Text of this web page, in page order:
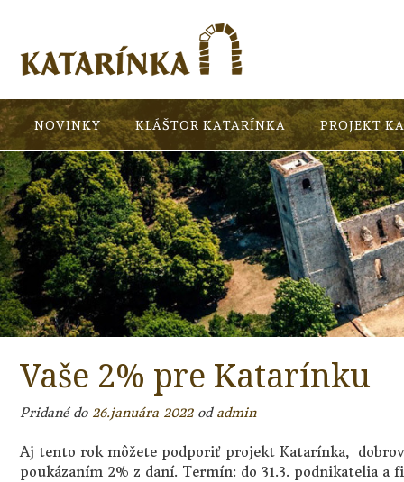
NOVINKY KLÁŠTOR KATARÍNKA PROJEKT
Vaše 2% pre Katarínku
Pridané do 26.januára 2022od admin
Aj tento rok môžete podporiť projekt Katarínka,
poukázaním 2% z daní. Termín: do 31.3. podnikatelia a